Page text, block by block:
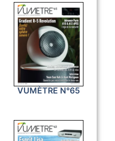
VUMÈTRE N°65